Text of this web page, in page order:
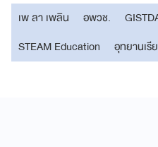
เพ ลา เพลิน อพวช.
STEAM Education
อุทยานเรี